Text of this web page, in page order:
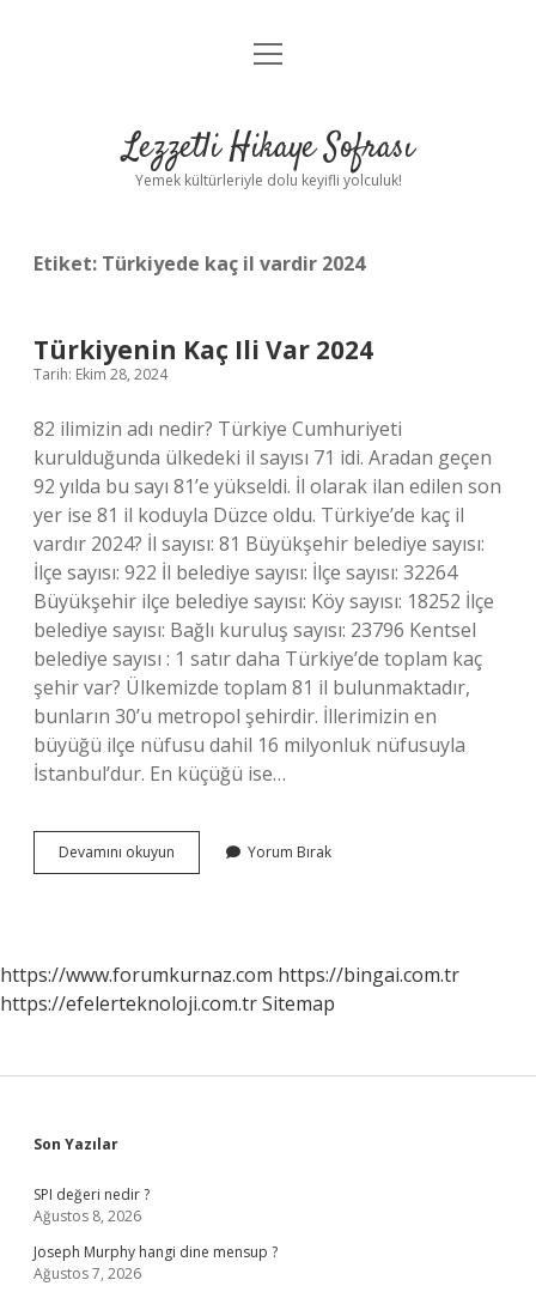
Anasayfa
Yasal Uyarı
menüyü
Lezzetli Hikaye Sofrası
Yemek kültürleriyle dolu keyifli yolculuk!
Etiket: Türkiyede kaç il vardir 2024
Türkiyenin Kaç Ili Var 2024
Tarih: Ekim 28, 2024
82 ilimizin adı nedir? Türkiye Cumhuriyeti
kurulduğunda ülkedeki il sayısı 71 idi. Aradan geçen
92 yılda bu sayı 81’e yükseldi. İl olarak ilan edilen son
yer ise 81 il koduyla Düzce oldu. Türkiye’de kaç il
vardır 2024? İl sayısı: 81 Büyükşehir belediye sayısı:
İlçe sayısı: 922 İl belediye sayısı: İlçe sayısı: 32264
Büyükşehir ilçe belediye sayısı: Köy sayısı: 18252 İlçe
belediye sayısı: Bağlı kuruluş sayısı: 23796 Kentsel
belediye sayısı : 1 satır daha Türkiye’de toplam kaç
şehir var? Ülkemizde toplam 81 il bulunmaktadır,
bunların 30’u metropol şehirdir. İllerimizin en
büyüğü ilçe nüfusu dahil 16 milyonluk nüfusuyla
İstanbul’dur. En küçüğü ise…
Devamını okuyun Türkiyenin
Kaç
Yorum Bırak
https://www.forumkurnaz.com https://bingai.com.tr
https://efelerteknoloji.com.trSitemap
Sidebar
Son Yazılar
SPI değeri nedir ?
Ağustos 8, 2026
Joseph Murphy hangi dine mensup ?
Ağustos 7, 2026